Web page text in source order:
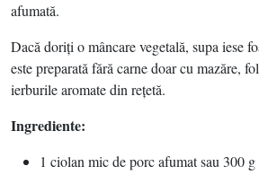
afumată.
Dacă doriţi o mâncare vegetală, supa iese
este preparată fără carne doar cu mazăre,
ierburile aromate din reţetă.
Ingrediente:
1 ciolan mic de porc afumat sau 300